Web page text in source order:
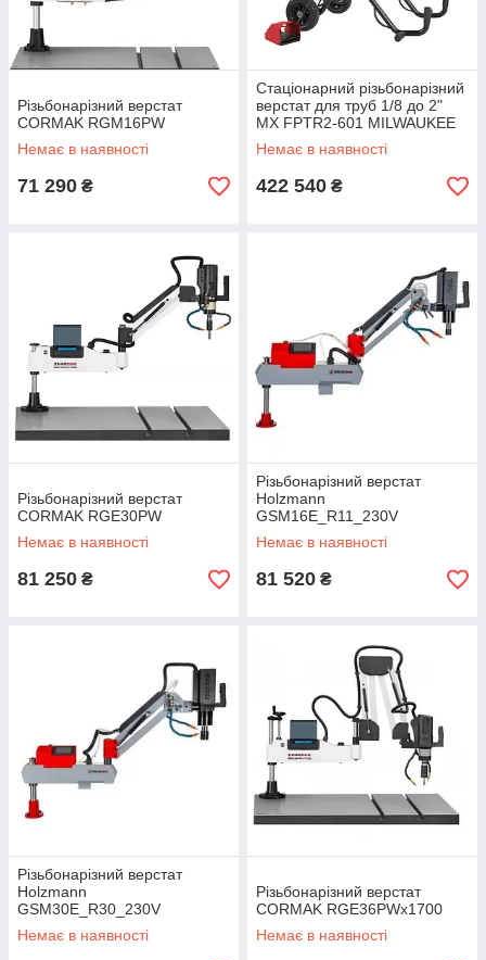
Різьбонарізний верстат
CORMAK RGM16PW
Немає в наявності
71 290 ₴
Стаціонарний різьбонарізний
верстат для труб 1/8 до 2"
MX FPTR2-601 MILWAUKEE
Немає в наявності
422 540 ₴
Різьбонарізний верстат
CORMAK RGE30PW
Немає в наявності
81 250 ₴
Різьбонарізний верстат
Holzmann
GSM16E_R11_230V
Немає в наявності
81 520 ₴
Різьбонарізний верстат
Holzmann
GSM30E_R30_230V
Немає в наявності
Різьбонарізний верстат
CORMAK RGE36PWx1700
Немає в наявності